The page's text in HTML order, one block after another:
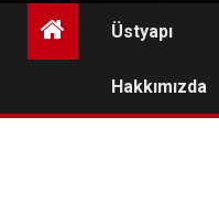
Üstyapı
Hakkımızda